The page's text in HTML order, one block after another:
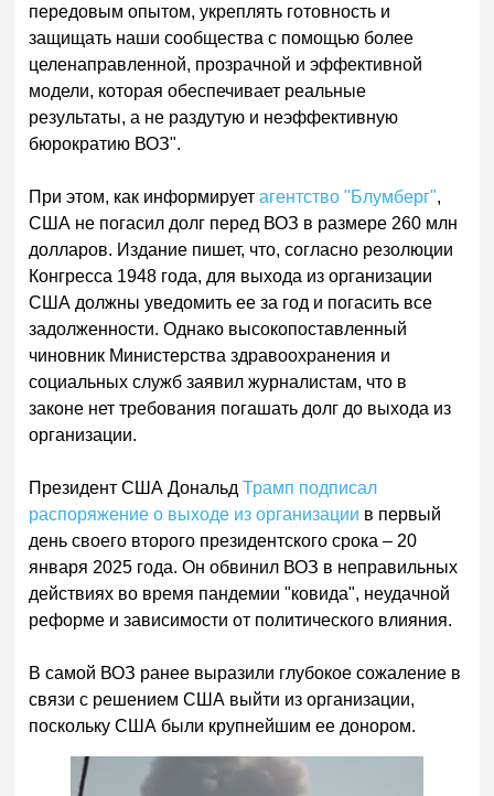
передовым опытом, укреплять готовность и
защищать наши сообщества с помощью более
целенаправленной, прозрачной и эффективной
модели, которая обеспечивает реальные
результаты, а не раздутую и неэффективную
бюрократию ВОЗ".
При этом, как информируетагентство "Блумберг",
США не погасил долг перед ВОЗ в размере 260 млн
долларов. Издание пишет, что, согласно резолюции
Конгресса 1948 года, для выхода из организации
США должны уведомить ее за год и погасить все
задолженности. Однако высокопоставленный
чиновник Министерства здравоохранения и
социальных служб заявил журналистам, что в
законе нет требования погашать долг до выхода из
организации.
Президент США ДональдТрамп подписал
распоряжение о выходе из организации в первый
день своего второго президентского срока – 20
января 2025 года. Он обвинил ВОЗ в неправильных
действиях во время пандемии "ковида", неудачной
реформе и зависимости от политического влияния.
В самой ВОЗ ранее выразили глубокое сожаление в
связи с решением США выйти из организации,
поскольку США были крупнейшим ее донором.